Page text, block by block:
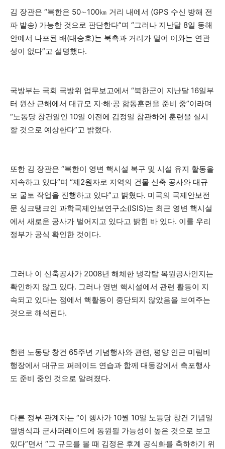
김 장관은 “북한은 50∼100㎞ 거리 내에서 (GPS 수신 방해 전
파 발송) 가능한 것으로 판단한다”며 “그러나 지난달 8일 동해
안에서 나포된 배(대승호)는 북측과 거리가 멀어 이와는 연관
성이 없다”고 설명했다.
국방부는 국회 국방위 업무보고에서 “북한군이 지난달 16일부
터 원산 근해에서 대규모 지·해·공 합동훈련을 준비 중”이라며
“노동당 창건일인 10일 이전에 김정일 참관하에 훈련을 실시
할 것으로 예상한다”고 밝혔다.
또한 김 장관은 “북한이 영변 핵시설 복구 및 시설 유지 활동을
지속하고 있다”며 “제2원자로 지역의 건물 신축 공사와 대규
모 굴토 작업을 진행하고 있다”고 밝혔다. 미국의 국제안보전
문 싱크탱크인 과학국제안보연구소(ISIS)는 최근 영변 핵시설
에서 새로운 공사가 벌어지고 있다고 밝힌 바 있다. 이를 우리
정부가 공식 확인한 것이다.
그러나 이 신축공사가 2008년 해체한 냉각탑 복원공사인지는
확인하지 않고 있다. 그러나 영변 핵시설에서 관련 활동이 지
속되고 있다는 점에서 핵활동이 중단되지 않았음을 보여주는
것으로 해석된다.
한편 노동당 창건 65주년 기념행사와 관련, 평양 인근 미림비
행장에서 대규모 퍼레이드 연습과 함께 대동강에서 축포행사
도 준비 중인 것으로 알려졌다.
다른 정부 관계자는 “이 행사가 10월 10일 노동당 창건 기념일
열병식과 군사퍼레이드에 동원될 가능성이 높은 것으로 보고
있다”면서 “그 규모를 볼 때 김정은 후계 공식화를 축하하기 위